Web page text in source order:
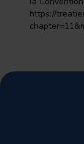
https://